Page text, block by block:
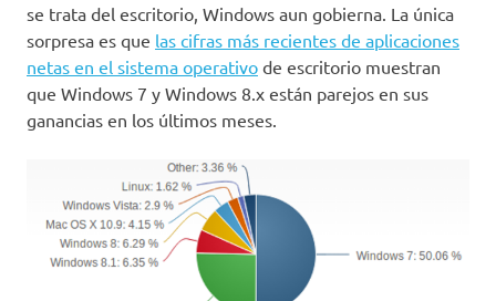
se trata del escritorio, Windows aun gobierna. La única
sorpresa es que las cifras más recientes de aplicaciones
netas en el sistema operativo de escritorio muestran
que Windows 7 y Windows 8.x están parejos en sus
ganancias en los últimos meses.